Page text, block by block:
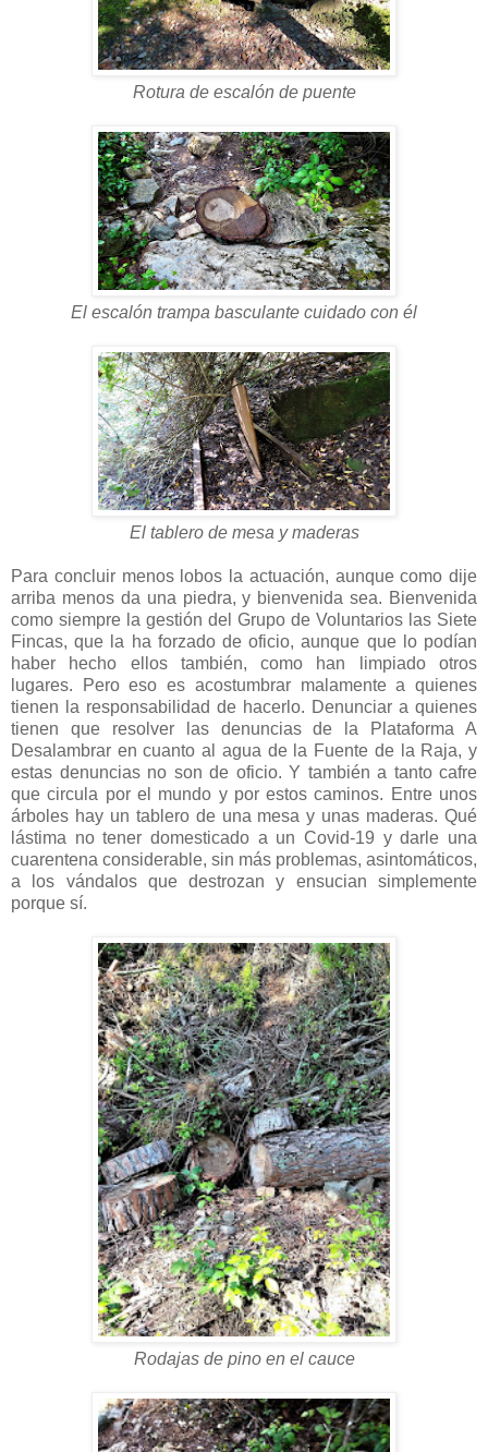
Rotura de escalón de puente
El escalón trampa basculante cuidado con él
El tablero de mesa y maderas
Para concluir menos lobos la actuación, aunque como dije
arriba menos da una piedra, y bienvenida sea. Bienvenida
como siempre la gestión del Grupo de Voluntarios las Siete
Fincas, que la ha forzado de oficio, aunque que lo podían
haber hecho ellos también, como han limpiado otros
lugares. Pero eso es acostumbrar malamente a quienes
tienen la responsabilidad de hacerlo. Denunciar a quienes
tienen que resolver las denuncias de la Plataforma A
Desalambrar en cuanto al agua de la Fuente de la Raja, y
estas denuncias no son de oficio. Y también a tanto cafre
que circula por el mundo y por estos caminos. Entre unos
árboles hay un tablero de una mesa y unas maderas. Qué
lástima no tener domesticado a un Covid-19 y darle una
cuarentena considerable, sin más problemas, asintomáticos,
a los vándalos que destrozan y ensucian simplemente
porque sí.
Rodajas de pino en el cauce